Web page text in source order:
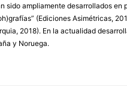
sido ampliamente desarrollados en
(Ediciones Asimétricas,
2018). En la actualidad
y Noruega.